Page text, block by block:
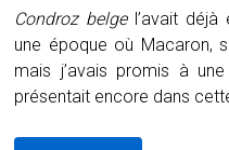
Condroz belgel’avait déjà
une époque où Macaron,
mais j’avais promis à
présentait encore dans